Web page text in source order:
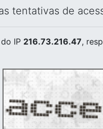
tentativas de
do IP 216.73.216.47,